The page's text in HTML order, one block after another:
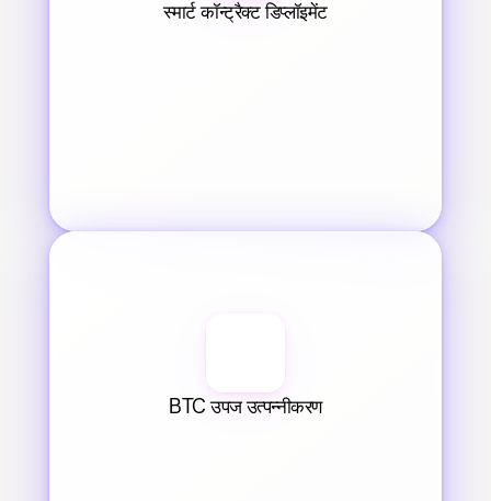
स्मार्ट कॉन्ट्रैक्ट डिप्लॉइमेंट
BTC उपज उत्पन्नीकरण